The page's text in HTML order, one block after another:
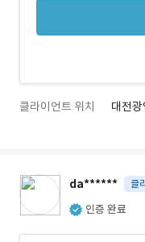
클라이언트 위치 대전
da****** 클
인증 완료